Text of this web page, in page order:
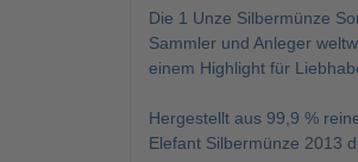
Die 1 Unze Silbermünze
Sammler und Anleger
einem Highlight für
Hergestellt aus 99,9 %
Elefant Silbermünze 2013